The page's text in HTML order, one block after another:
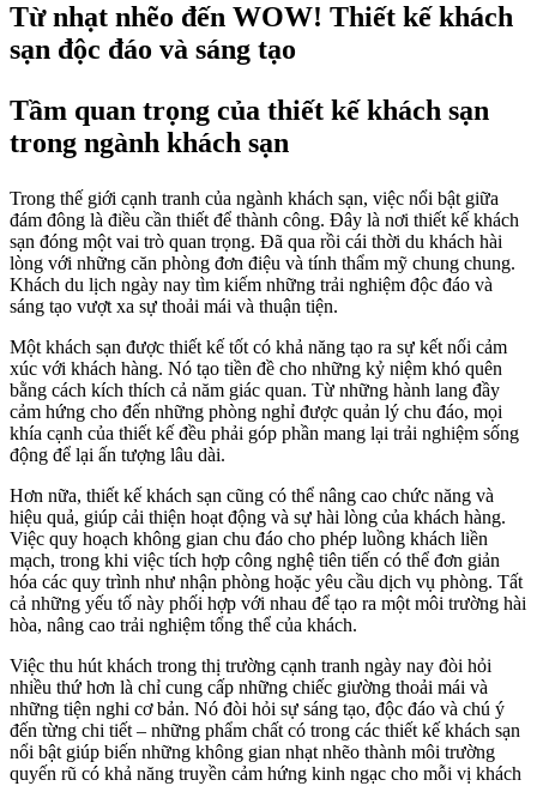
Từ nhạt nhẽo đến WOW! Thiết kế khách
sạn độc đáo và sáng tạo
Tầm quan trọng của thiết kế khách sạn
trong ngành khách sạn
Trong thế giới cạnh tranh của ngành khách sạn, việc nổi bật giữa
đám đông là điều cần thiết để thành công. Đây là nơi thiết kế khách
sạn đóng một vai trò quan trọng. Đã qua rồi cái thời du khách hài
lòng với những căn phòng đơn điệu và tính thẩm mỹ chung chung.
Khách du lịch ngày nay tìm kiếm những trải nghiệm độc đáo và
sáng tạo vượt xa sự thoải mái và thuận tiện.
Một khách sạn được thiết kế tốt có khả năng tạo ra sự kết nối cảm
xúc với khách hàng. Nó tạo tiền đề cho những kỷ niệm khó quên
bằng cách kích thích cả năm giác quan. Từ những hành lang đầy
cảm hứng cho đến những phòng nghỉ được quản lý chu đáo, mọi
khía cạnh của thiết kế đều phải góp phần mang lại trải nghiệm sống
động để lại ấn tượng lâu dài.
Hơn nữa, thiết kế khách sạn cũng có thể nâng cao chức năng và
hiệu quả, giúp cải thiện hoạt động và sự hài lòng của khách hàng.
Việc quy hoạch không gian chu đáo cho phép luồng khách liền
mạch, trong khi việc tích hợp công nghệ tiên tiến có thể đơn giản
hóa các quy trình như nhận phòng hoặc yêu cầu dịch vụ phòng. Tất
cả những yếu tố này phối hợp với nhau để tạo ra một môi trường hài
hòa, nâng cao trải nghiệm tổng thể của khách.
Việc thu hút khách trong thị trường cạnh tranh ngày nay đòi hỏi
nhiều thứ hơn là chỉ cung cấp những chiếc giường thoải mái và
những tiện nghi cơ bản. Nó đòi hỏi sự sáng tạo, độc đáo và chú ý
đến từng chi tiết – những phẩm chất có trong các thiết kế khách sạn
nổi bật giúp biến những không gian nhạt nhẽo thành môi trường
quyến rũ có khả năng truyền cảm hứng kinh ngạc cho mỗi vị khách